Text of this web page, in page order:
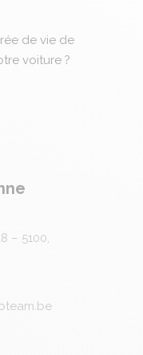
de vie de
voiture ?
– 5100,